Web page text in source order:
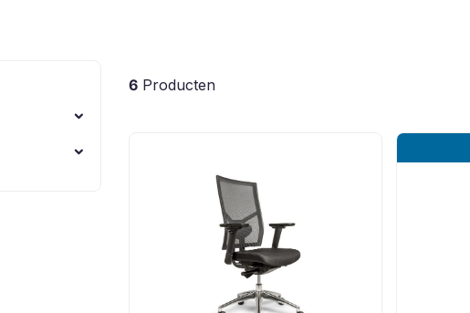
6 Producten